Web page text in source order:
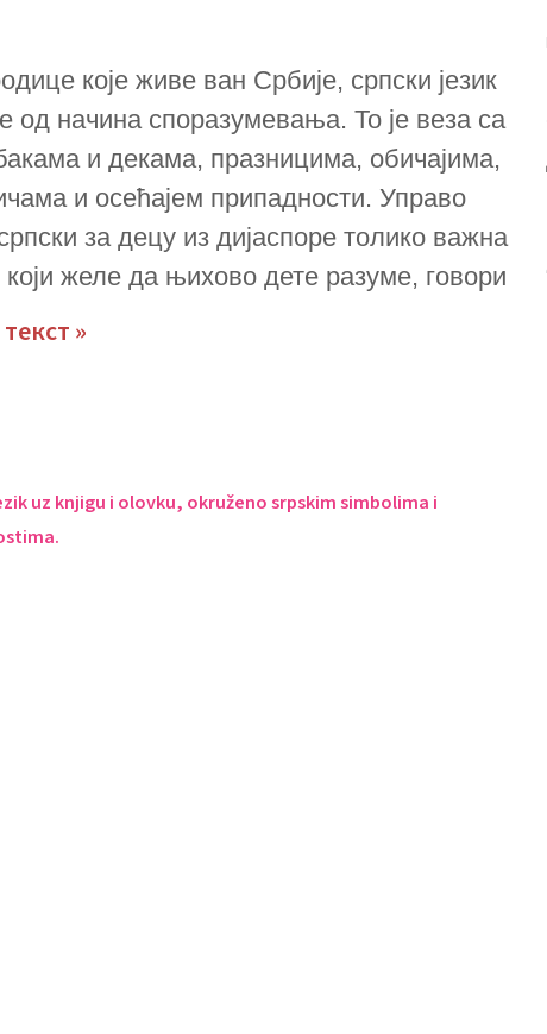
које живе ван Србије, српски језик
од начина споразумевања. То је веза са
и декама, празницима, обичајима,
и осећајем припадности. Управо
за децу из дијаспоре толико важна
желе да њихово дете разуме, говори
»